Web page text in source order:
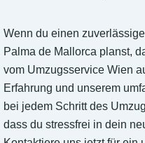
Wenn du einen
Palma de Mallorca planst,
vom Umzugsservice Wien
Erfahrung und unserem
bei jedem Schritt des
dass du stressfrei in dein